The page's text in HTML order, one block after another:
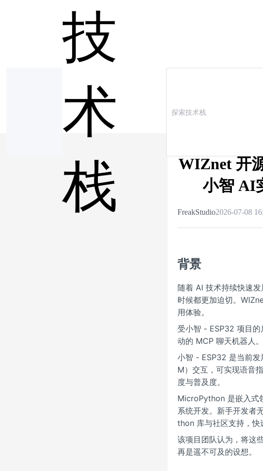
技
术
栈
WIZnet 开
小智 AI
FreakStudio2026-07-08
背景
随着 AI 技术持续快速
时候都更加迫切。
用体验。
受小智 - ESP32 项目
动的 MCP 聊天机器人。
小智 - ESP32 是当前
M）交互，可实现语音
度与普及度。
MicroPython 是嵌入式
系统开发。新手开发者
thon 库与社区支持，快
该项目团队认为，将这
再是遥不可及的设想。